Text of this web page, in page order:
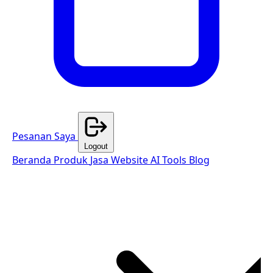
Pesanan Saya
Logout
Beranda Produk Jasa WebsiteAI Tools Blog